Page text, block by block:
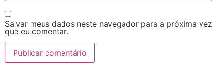
Salvar meus dados neste navegador para a próxima vez
que eu comentar.